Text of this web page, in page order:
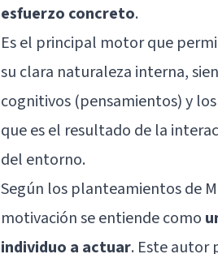
esfuerzo concreto.
Es el principal motor que
su clara naturaleza interna,
cognitivos (pensamientos) y
que es el resultado de la
del entorno.
Según los planteamientos de
motivación se entiende como
individuo a actuar. Este autor